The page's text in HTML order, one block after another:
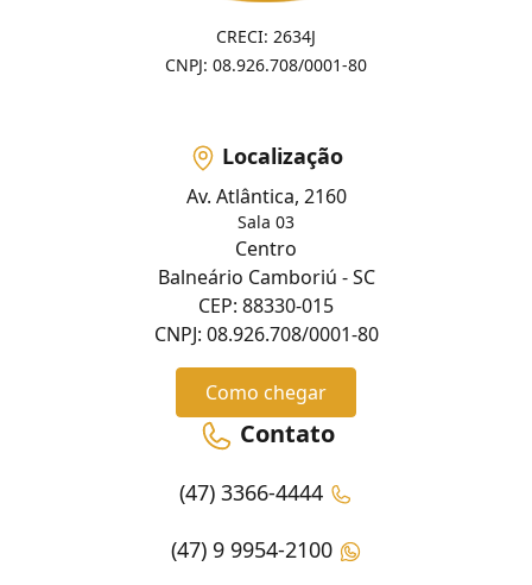
CRECI: 2634J
CNPJ: 08.926.708/0001-80
Localização
Av. Atlântica, 2160
Sala 03
Centro
Balneário Camboriú - SC
CEP: 88330-015
CNPJ: 08.926.708/0001-80
Como chegar
Contato
(47) 3366-4444
(47) 9 9954-2100